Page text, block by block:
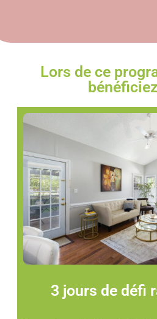
Lors de ce
3 jours de défi